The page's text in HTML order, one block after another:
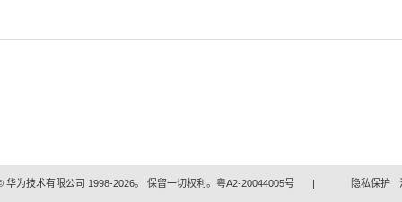
华为技术有限公司 1998-2026。 保留一切权利。粤A2-20044005号 | 隐私保护